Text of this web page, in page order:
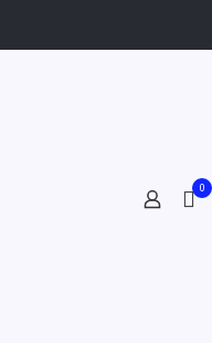
0